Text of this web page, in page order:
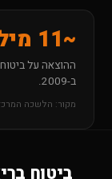
~11 מיליארד ₪
ב-2009.
מקור: הלשכה
ביטוח